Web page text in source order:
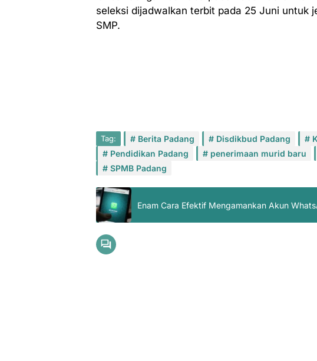
seleksi dijadwalkan terbit pada 25 Juni untuk
SMP.
Tag: Berita Padang Disdikbud Padang
Pendidikan Padang
penerimaan murid baru
SPMB Padang
Enam Cara Efektif Mengamankan Akun